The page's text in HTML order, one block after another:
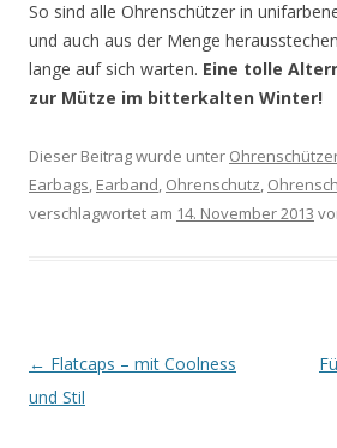
So sind alle Ohrenschützer in
und auch aus der Menge
lange auf sich warten. Eine tolle
zur Mütze im bitterkalten Winter!
Dieser Beitrag wurde unter
Earbags, Earband, Ohrenschutz,
verschlagwortet am 14. November 2013
Artikel-Navigation
← Flatcaps – mit Coolness
und Stil